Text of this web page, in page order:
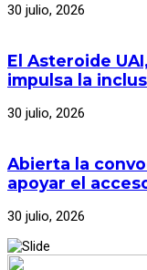
30 julio, 2026
El Asteroide
impulsa la
30 julio, 2026
Abierta la
apoyar el
30 julio, 2026